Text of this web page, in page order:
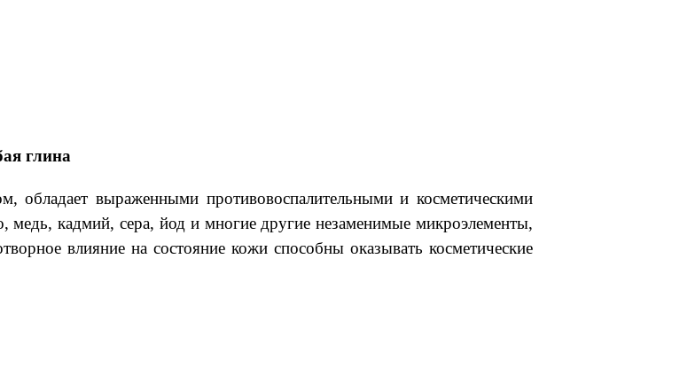
глина
обладает выраженными противовоспалительными и косметическими
медь, кадмий, сера, йод и многие другие незаменимые микроэлементы,
влияние на состояние кожи способны оказывать косметические